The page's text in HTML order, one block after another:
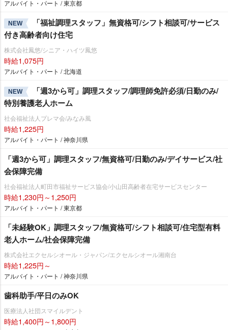
アルバイト・パート / 東京都
NEW
「福祉調理スタッフ」無資格可/シフト相談可/サービス
付き高齢者向け住宅
株式会社鳳悠/シニア・ハイツ鳳悠
時給1,075円
アルバイト・パート / 北海道
NEW
「週3から可」調理スタッフ/調理師免許必須/日勤のみ/
特別養護老人ホーム
社会福祉法人プレマ会/みなみ風
時給1,225円
アルバイト・パート / 神奈川県
「週3から可」調理スタッフ/無資格可/日勤のみ/デイサービス/社
会保障完備
社会福祉法人町田市福祉サービス協会/小山田高齢者在宅サービスセンター
時給1,230円～1,250円
アルバイト・パート / 東京都
「未経験OK」調理スタッフ/無資格可/シフト相談可/住宅型有料
老人ホーム/社会保障完備
株式会社エクセルシオール・ジャパン/エクセルシオール湘南台
時給1,225円～
アルバイト・パート / 神奈川県
歯科助手/平日のみOK
医療法人社団スマイルデント
時給1,400円～1,800円